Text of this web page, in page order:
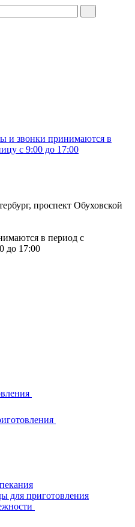
и звонки принимаются в
с 9:00 до 17:00
проспект Обуховской
в период с
до 17:00
для приготовления